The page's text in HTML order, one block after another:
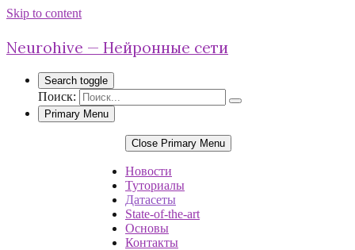
Skip to content
Neurohive — Нейронные сети
Search toggle
Поиск:
Primary Menu
Close Primary Menu
Новости
Туториалы
Датасеты
State-of-the-art
Основы
Контакты